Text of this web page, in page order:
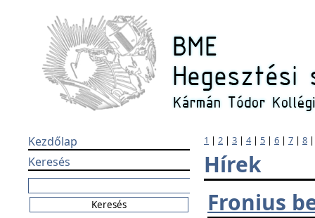
Kezdőlap
Keresés
1 | 2 | 3 | 4| 5 | 6 | 7 | 8
Hírek
Fronius